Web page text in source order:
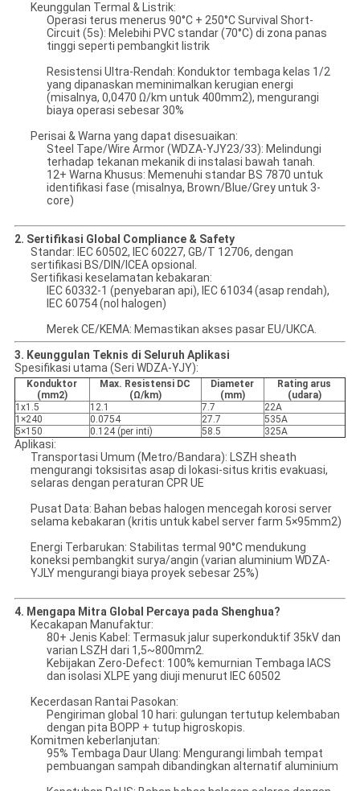
Keunggulan Termal & Listrik:
Operasi terus menerus 90°C + 250°C Survival Short-
Circuit (5s): Melebihi PVC standar (70°C) di zona panas
tinggi seperti pembangkit listrik
Resistensi Ultra-Rendah: Konduktor tembaga kelas 1/2
yang dipanaskan meminimalkan kerugian energi
(misalnya, 0,0470 Ω/km untuk 400mm2), mengurangi
biaya operasi sebesar 30%
Perisai & Warna yang dapat disesuaikan:
Steel Tape/Wire Armor (WDZA-YJY23/33): Melindungi
terhadap tekanan mekanik di instalasi bawah tanah.
12+ Warna Khusus: Memenuhi standar BS 7870 untuk
identifikasi fase (misalnya, Brown/Blue/Grey untuk 3-
core)
2. Sertifikasi Global Compliance & Safety
Standar: IEC 60502, IEC 60227, GB/T 12706, dengan
sertifikasi BS/DIN/ICEA opsional.
Sertifikasi keselamatan kebakaran:
IEC 60332-1 (penyebaran api), IEC 61034 (asap rendah),
IEC 60754 (nol halogen)
Merek CE/KEMA: Memastikan akses pasar EU/UKCA.
3. Keunggulan Teknis di Seluruh Aplikasi
Spesifikasi utama (Seri WDZA-YJY):
Konduktor
(mm2)
Max. Resistensi DC
(Ω/km)
Diameter
(mm)
Rating arus
(udara)
1x1.5
12.1 7.7
22A
1×240
0.0754 27.7
535A
5×150
0.124 (per inti) 58.5 325A
Aplikasi:
Transportasi Umum (Metro/Bandara): LSZH sheath
mengurangi toksisitas asap di lokasi-situs kritis evakuasi,
selaras dengan peraturan CPR UE
Pusat Data: Bahan bebas halogen mencegah korosi server
selama kebakaran (kritis untuk kabel server farm 5×95mm2)
Energi Terbarukan: Stabilitas termal 90°C mendukung
koneksi pembangkit surya/angin (varian aluminium WDZA-
YJLY mengurangi biaya proyek sebesar 25%)
4. Mengapa Mitra Global Percaya pada Shenghua?
Kecakapan Manufaktur:
80+ Jenis Kabel: Termasuk jalur superkonduktif 35kV dan
varian LSZH dari 1,5~800mm2.
Kebijakan Zero-Defect: 100% kemurnian Tembaga IACS
dan isolasi XLPE yang diuji menurut IEC 60502
Kecerdasan Rantai Pasokan:
Pengiriman global 10 hari: gulungan tertutup kelembaban
dengan pita BOPP + tutup higroskopis.
Komitmen keberlanjutan:
95% Tembaga Daur Ulang: Mengurangi limbah tempat
pembuangan sampah dibandingkan alternatif aluminium